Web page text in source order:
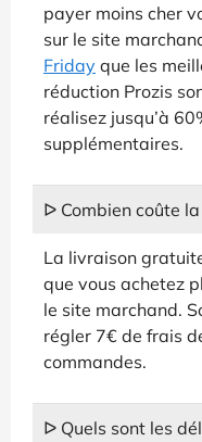
payer moins cher
sur le site
Friday que les
réduction Prozis
réalisez jusqu’à
supplémentaires.
ᐅ Combien coûte
La livraison
que vous achetez
le site marchand.
régler 7€ de frais
commandes.
ᐅ Quels sont les